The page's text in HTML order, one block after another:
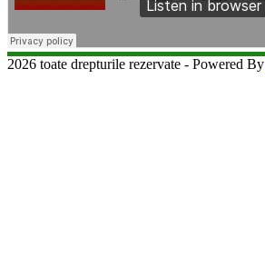
2026 toate drepturile rezervate - Powered By